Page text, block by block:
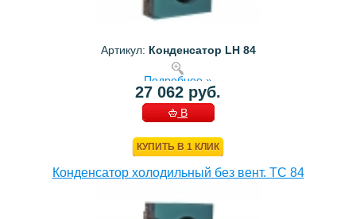
Артикул: Конденсатор LH 84
Подробнее »
27 062 руб.
В
КУПИТЬ В 1 КЛИК
Конденсатор холодильный без вент. TC 84